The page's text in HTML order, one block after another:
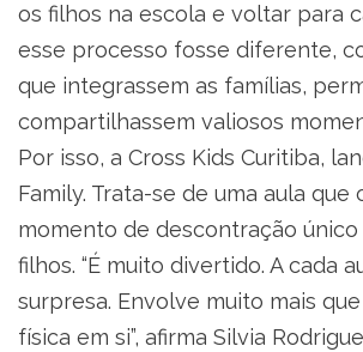
os filhos na escola e voltar para
esse processo fosse diferente,
que integrassem as famílias,
compartilhassem valiosos
Por isso, a Cross Kids Curitiba,
Family. Trata-se de uma aula que
momento de descontração
filhos. “É muito divertido. A cada
surpresa. Envolve muito mais
física em si”, afirma Silvia